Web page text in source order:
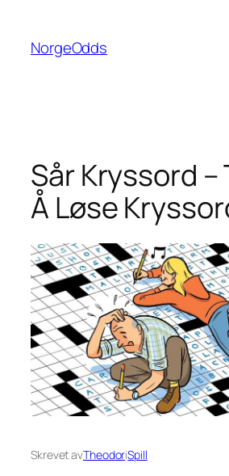
innhold
NorgeOdds
Sår Kryssord –
Å Løse
Skrevet avTheodoriSpill